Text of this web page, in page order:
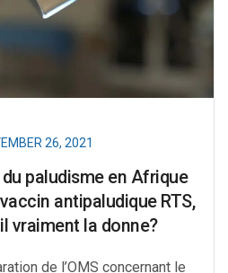
26, 2021
paludisme en Afrique
antipaludique RTS,
vraiment la donne?
de l’OMS concernant le